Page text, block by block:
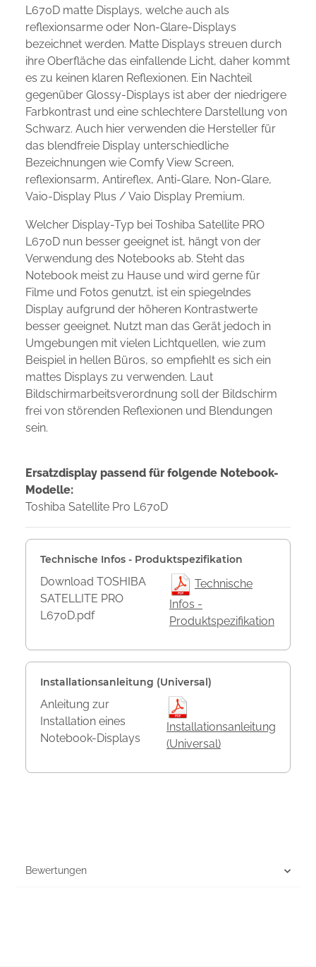
L670D matte Displays, welche auch als
reflexionsarme oder Non-Glare-Displays
bezeichnet werden. Matte Displays streuen durch
ihre Oberfläche das einfallende Licht, daher kommt
es zu keinen klaren Reflexionen. Ein Nachteil
gegenüber Glossy-Displays ist aber der niedrigere
Farbkontrast und eine schlechtere Darstellung von
Schwarz. Auch hier verwenden die Hersteller für
das blendfreie Display unterschiedliche
Bezeichnungen wie Comfy View Screen,
reflexionsarm, Antireflex, Anti-Glare, Non-Glare,
Vaio-Display Plus / Vaio Display Premium.
Welcher Display-Typ bei Toshiba Satellite PRO
L670D nun besser geeignet ist, hängt von der
Verwendung des Notebooks ab. Steht das
Notebook meist zu Hause und wird gerne für
Filme und Fotos genutzt, ist ein spiegelndes
Display aufgrund der höheren Kontrastwerte
besser geeignet. Nutzt man das Gerät jedoch in
Umgebungen mit vielen Lichtquellen, wie zum
Beispiel in hellen Büros, so empfiehlt es sich ein
mattes Displays zu verwenden. Laut
Bildschirmarbeitsverordnung soll der Bildschirm
frei von störenden Reflexionen und Blendungen
sein.
Ersatzdisplay passend für folgende Notebook-
Modelle:
Toshiba Satellite Pro L670D
Technische Infos - Produktspezifikation
Download TOSHIBA
SATELLITE PRO
L670D.pdf
Technische
Infos -
Produktspezifikation
Installationsanleitung (Universal)
Anleitung zur
Installation eines
Notebook-Displays
Installationsanleitung
(Universal)
Bewertungen